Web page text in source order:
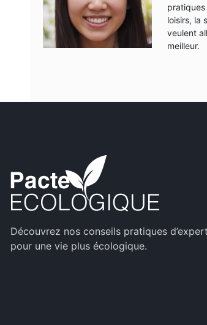
loisirs, la
veulent
meilleur.
Découvrez nos conseils pratiques
pour une vie plus écologique.